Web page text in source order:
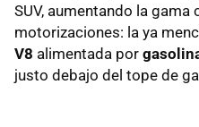
SUV, aumentando la gama
motorizaciones: la ya
V8 alimentada por
justo debajo del tope de